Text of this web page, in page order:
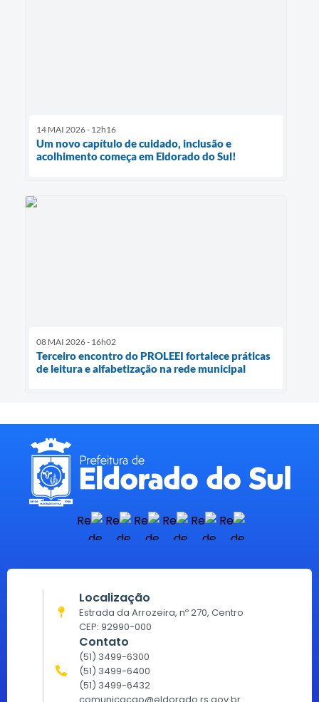
14 MAI 2026 - 12h16
Um novo capítulo de cuidado, inclusão e
acolhimento começa em Eldorado do Sul!
08 MAI 2026 - 16h02
Terceiro encontro do PROLEEI fortalece práticas
de leitura e alfabetização na rede municipal
Localização
Estrada da Arrozeira, nº 270, Centro
CEP: 92990-000
Contato
(51) 3499-6300
(51) 3499-6400
(51) 3499-6432
comunicacao@eldorado.rs.gov.br